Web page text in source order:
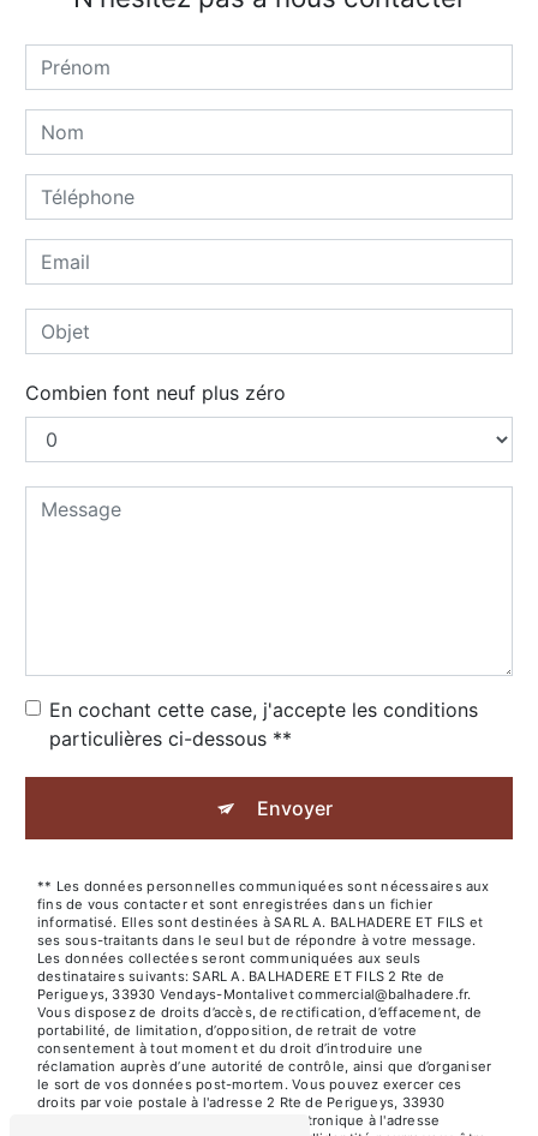
Combien font neuf plus zéro
En cochant cette case, j'accepte les conditions
particulières ci-dessous **
Envoyer
** Les données personnelles communiquées sont nécessaires aux
fins de vous contacter et sont enregistrées dans un fichier
informatisé. Elles sont destinées à SARL A. BALHADERE ET FILS et
ses sous-traitants dans le seul but de répondre à votre message.
Les données collectées seront communiquées aux seuls
destinataires suivants: SARL A. BALHADERE ET FILS 2 Rte de
Perigueys, 33930 Vendays-Montalivet commercial@balhadere.fr.
Vous disposez de droits d’accès, de rectification, d’effacement, de
portabilité, de limitation, d’opposition, de retrait de votre
consentement à tout moment et du droit d’introduire une
réclamation auprès d’une autorité de contrôle, ainsi que d’organiser
le sort de vos données post-mortem. Vous pouvez exercer ces
droits par voie postale à l'adresse 2 Rte de Perigueys, 33930
Vendays-Montalivet ou par courrier électronique à l'adresse